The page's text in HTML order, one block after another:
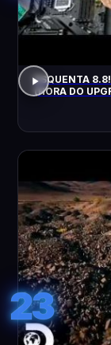
ESQUENTA
(HORA DO
23